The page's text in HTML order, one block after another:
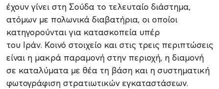
έχουν γίνει στη Σούδα το τελευταίο διάστημα,
ατόμων με πολωνικά διαβατήρια, οι οποίοι
κατηγορούνται για κατασκοπεία υπέρ
του Ιράν. Κοινό στοιχείο και στις τρεις περιπτώσεις
είναι η μακρά παραμονή στην περιοχή, η διαμονή
σε καταλύματα με θέα τη βάση και η συστηματική
φωτογράφιση στρατιωτικών εγκαταστάσεων.